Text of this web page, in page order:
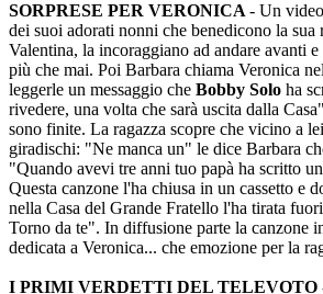
SORPRESE PER VERONICA - Un
dei suoi adorati nonni che benedicono la sua
Valentina, la incoraggiano ad andare avanti
più che mai. Poi Barbara chiama Veronica
leggerle un messaggio che Bobby Solo ha
rivedere, una volta che sarà uscita dalla
sono finite. La ragazza scopre che vicino a
giradischi: "Ne manca un" le dice Barbara
"Quando avevi tre anni tuo papà ha scritto
Questa canzone l'ha chiusa in un cassetto e
nella Casa del Grande Fratello l'ha tirata
Torno da te". In diffusione parte la canzone
dedicata a Veronica... che emozione per la
I PRIMI VERDETTI DEL TELEVOTO